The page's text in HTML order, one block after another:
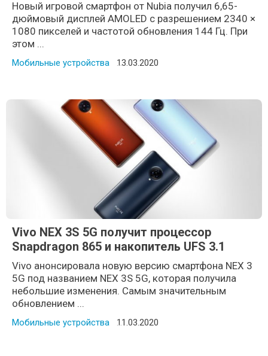
Новый игровой смартфон от Nubia получил 6,65-
дюймовый дисплей AMOLED с разрешением 2340 ×
1080 пикселей и частотой обновления 144 Гц. При
этом ...
Мобильные устройства Posted on
13.03.2020
Vivo NEX 3S 5G получит процессор
Snapdragon 865 и накопитель UFS 3.1
Vivo анонсировала новую версию смартфона NEX 3
5G под названием NEX 3S 5G, которая получила
небольшие изменения. Самым значительным
обновлением ...
Мобильные устройства Posted on
11.03.2020